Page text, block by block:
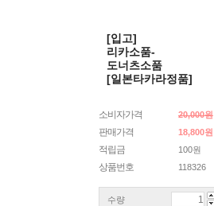
[입고]
리카소품-
도너츠소품
[일본타카라정품]
소비자가격 20,000원
판매가격 18,800원
적립금 100원
상품번호 118326
수량